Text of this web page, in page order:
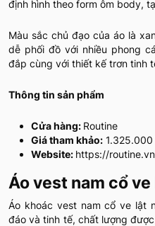
định hình theo form ôm body,
Màu sắc chủ đạo của áo là
dễ phối đồ với nhiều phong
đắp cùng với thiết kế trơn tinh
Thông tin sản phẩm
Cửa hàng: Routine
Giá tham khảo:
Website: https://
Áo vest nam cổ
Áo khoác vest nam cổ ve lật
đáo và tinh tế, chất lượng